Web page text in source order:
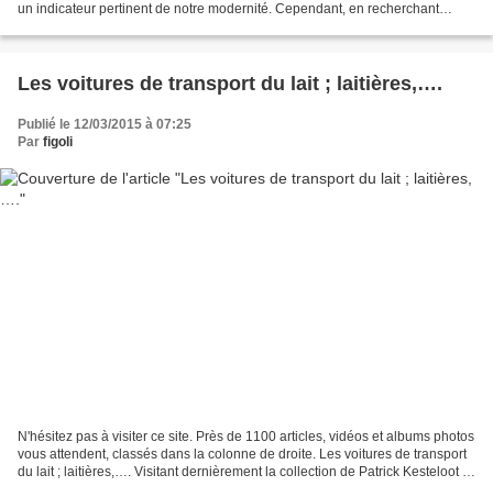
un indicateur pertinent de notre modernité. Cependant, en recherchant
Les voitures de transport du lait ; laitières,….
Publié le 12/03/2015 à 07:25
Par figoli
N'hésitez pas à visiter ce site. Près de 1100 articles, vidéos et albums photos
vous attendent, classés dans la colonne de droite. Les voitures de transport
du lait ; laitières,…. Visitant dernièrement la collection de Patrick Kesteloot ,